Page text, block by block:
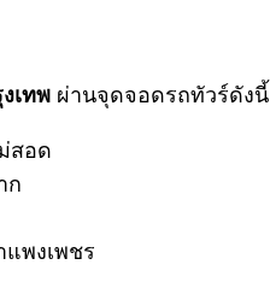
เทพ ผ่านจุดจอดรถทัวร์ดังนี้
สอด
ก
พงเพชร